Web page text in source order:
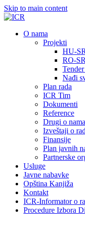
Skip to main content
О nama
Projekti
HU-
RO-
Nađi
Plan rada
ICR Tim
Dokumenti
Reference
Drugi o nama
Izveštaji o
Finansije
Plan javnih
Partnerske
Usluge
Javne nabavke
Opština Kanjiža
Kontakt
ICR-Informator o
Procedure Izbora